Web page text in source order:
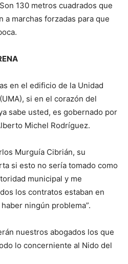
130 metros cuadrados que
a marchas forzadas para que
en el edificio de la Unidad
si en el corazón del
sabe usted, es gobernado por
Michel Rodríguez.
Murguía Cibrián, su
si esto no sería tomado como
municipal y me
los contratos estaban en
ningún problema”.
nuestros abogados los que
lo concerniente al Nido del